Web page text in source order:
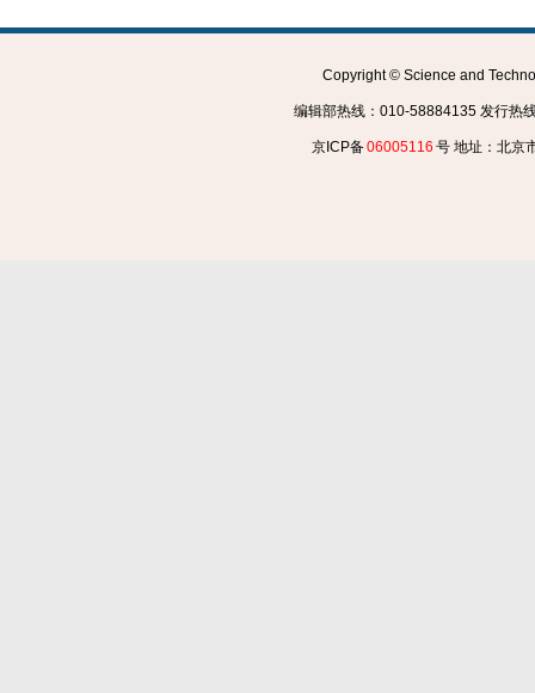
Copyright © Science and
编辑部热线：010-58884135 发行热
京ICP备06005116 号 地址：北京